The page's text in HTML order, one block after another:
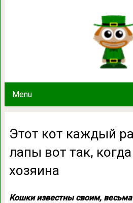
Menu
Этот кот каждый
Этот кот каждый
лапы вот так,
хозяина
Кошки известны своим,